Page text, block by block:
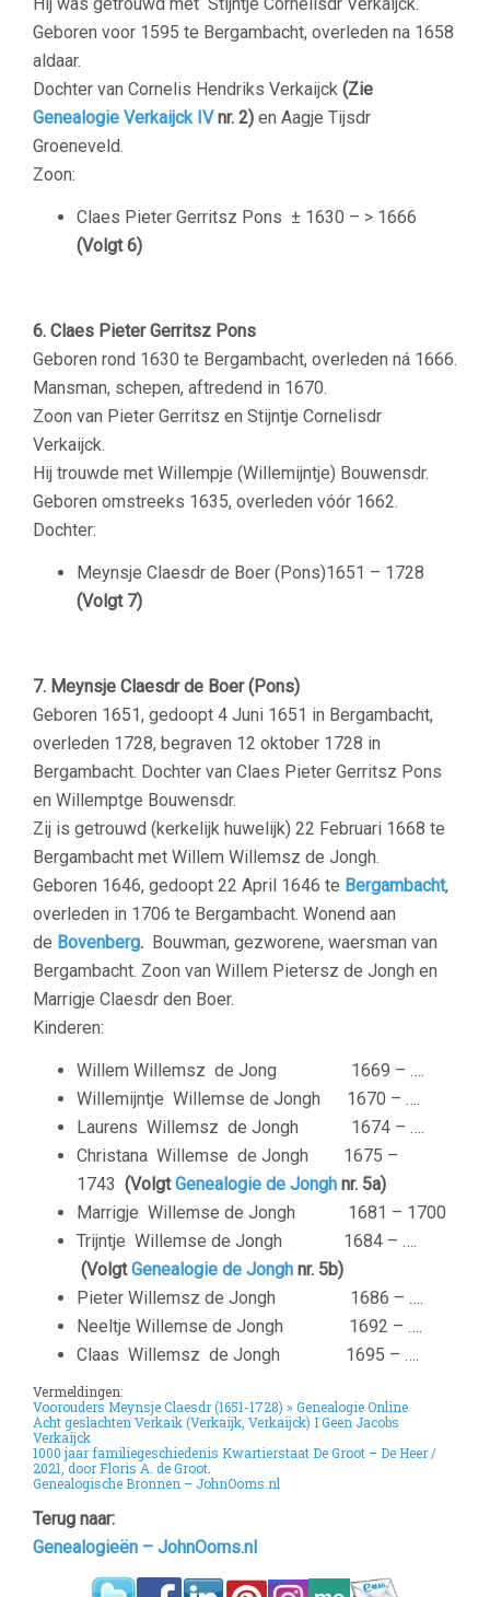
Geboren voor 1595 te Bergambacht, overleden na 1658
aldaar.
Dochter van Cornelis Hendriks Verkaijck (Zie
Genealogie Verkaijck IVnr. 2) en Aagje Tijsdr
Groeneveld.
Zoon:
Claes Pieter Gerritsz Pons ± 1630 – > 1666
(Volgt 6)
6. Claes Pieter Gerritsz Pons
Geboren rond 1630 te Bergambacht, overleden ná 1666.
Mansman, schepen, aftredend in 1670.
Zoon van Pieter Gerritsz en Stijntje Cornelisdr
Verkaijck.
Hij trouwde met Willempje (Willemijntje) Bouwensdr.
Geboren omstreeks 1635, overleden vóór 1662.
Dochter:
Meynsje Claesdr de Boer (Pons)1651 – 1728
(Volgt 7)
7. Meynsje Claesdr de Boer (Pons)
Geboren 1651, gedoopt 4 Juni 1651 in Bergambacht,
overleden 1728, begraven 12 oktober 1728 in
Bergambacht. Dochter van Claes Pieter Gerritsz Pons
en Willemptge Bouwensdr.
Zij is getrouwd (kerkelijk huwelijk) 22 Februari 1668 te
Bergambacht met Willem Willemsz de Jongh.
Geboren 1646, gedoopt 22 April 1646 te Bergambacht,
overleden in 1706 te Bergambacht. Wonend aan
de Bovenberg. Bouwman, gezworene, waersman van
Bergambacht. Zoon van Willem Pietersz de Jongh en
Marrigje Claesdr den Boer.
Kinderen:
Willem Willemsz de Jong 1669 – ….
Willemijntje Willemse de Jongh 1670 – ….
Laurens Willemsz de Jongh 1674 – ….
Christana Willemse de Jongh 1675 –
1743 (VolgtGenealogie de Jongh nr. 5a)
Marrigje Willemse de Jongh 1681 – 1700
Trijntje Willemse de Jongh 1684 – ….
(VolgtGenealogie de Jongh nr. 5b)
Pieter Willemsz de Jongh 1686 – ….
Neeltje Willemse de Jongh 1692 – ….
Claas Willemsz de Jongh 1695 – ….
Vermeldingen:
Voorouders Meynsje Claesdr (1651-1728) » Genealogie Online
Acht geslachten Verkaik (Verkaijk, Verkaijck) I Geen Jacobs
Verkaijck
1000 jaar familiegeschiedenis Kwartierstaat De Groot – De Heer /
2021, door Floris A. de Groot
Genealogische Bronnen – JohnOoms.nl
Terug naar:
Genealogieën – JohnOoms.nl